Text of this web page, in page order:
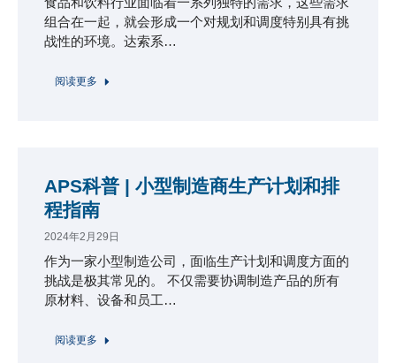
组合在一起，就会形成一个对规划和调度特别具有挑
战性的环境。达索系…
阅读更多
APS科普 | 小型制造商生产计划和排
程指南
2024年2月29日
作为一家小型制造公司，面临生产计划和调度方面的
挑战是极其常见的。 不仅需要协调制造产品的所有
原材料、设备和员工…
阅读更多